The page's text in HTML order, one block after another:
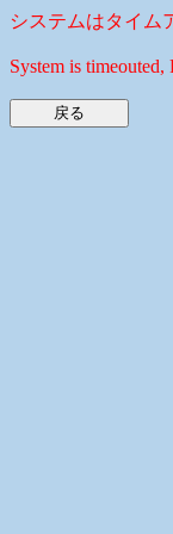
システムはタイム
System is timeouted,